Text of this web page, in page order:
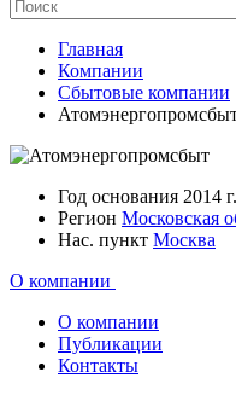
Главная
Компании
Сбытовые компании
Год основания 2014 г.
Регион Московская
Нас. пункт Москва
О компании
О компании
Публикации
Контакты